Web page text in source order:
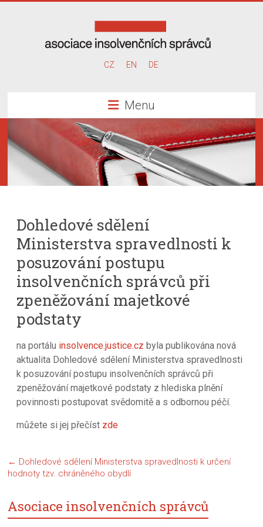
správců
CZ EN DE
Menu
Dohledové sdělení
Ministerstva spravedlnosti k
posuzování postupu
insolvenčních správců při
zpeněžování majetkové
podstaty
na portálu insolvence.justice.cz byla publikována nová
aktualita Dohledové sdělení Ministerstva spravedlnosti
k posuzování postupu insolvenčních správců při
zpeněžování majetkové podstaty z hlediska plnění
povinnosti postupovat svědomitě a s odbornou péčí.
můžete si jej přečíst zde
← Dohledové sdělení Ministerstva spravedlnosti k určení
hodnoty tzv. chráněného obydlí
Asociace insolvenčních správců